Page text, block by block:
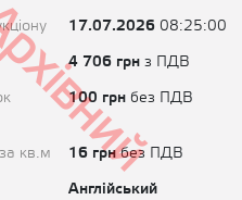
17.07.2026 08:25:00
4 706 грн з ПДВ
100 грн без ПДВ
кв.м 16 грнбез ПДВ
Англійський